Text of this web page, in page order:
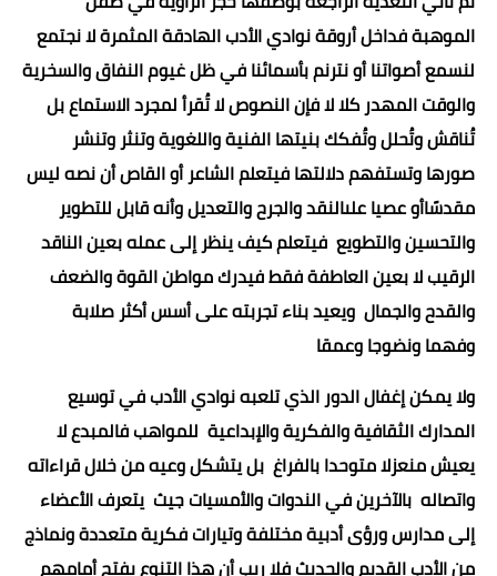
الموهبة فداخل أروقة نوادي الأدب الهادقة المثمرة لا نجتمع
لنسمع أصواتنا أو نترنم بأسمائنا في ظل غيوم النفاق والسخرية
والوقت المهدر كلا لا فإن النصوص لا تُقرأ لمجرد الاستماع بل
تُناقش وتُحلل وتُفكك بنيتها الفنية واللغوية وتنثر وتنشر
صورها وتستفهم دلالتها فيتعلم الشاعر أو القاص أن نصه ليس
مقدسًاأو عصيا علىالنقد والجرح والتعديل وأنه قابل للتطوير
والتحسين والتطويع فيتعلم كيف ينظر إلى عمله بعين الناقد
الرقيب لا بعين العاطفة فقط فيدرك مواطن القوة والضعف
والقدح والجمال ويعيد بناء تجربته على أسس أكثر صلابة
وفهما ونضوجا وعمقا
ولا يمكن إغفال الدور الذي تلعبه نوادي الأدب في توسيع
المدارك الثقافية والفكرية والإبداعية للمواهب فالمبدع لا
يعيش منعزلا متوحدا بالفراغ بل يتشكل وعيه من خلال قراءاته
واتصاله بالآخرين في الندوات والأمسيات جيث يتعرف الأعضاء
إلى مدارس ورؤى أدبية مختلفة وتيارات فكرية متعددة ونماذج
من الأدب القديم والحديث فلا ريب أن هذا التنوع يفتح أمامهم